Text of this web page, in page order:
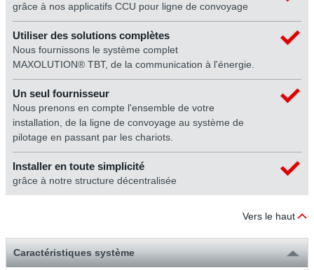
grâce à nos applicatifs CCU pour ligne de convoyage
Utiliser des solutions complètes
Nous fournissons le système complet
MAXOLUTION® TBT, de la communication à l'énergie.
Un seul fournisseur
Nous prenons en compte l'ensemble de votre
installation, de la ligne de convoyage au système de
pilotage en passant par les chariots.
Installer en toute simplicité
grâce à notre structure décentralisée
Vers le haut
Caractéristiques système